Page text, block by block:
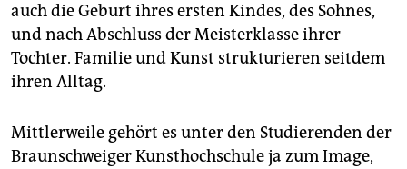
auch die Geburt ihres ersten Kindes, des Sohnes,
und nach Abschluss der Meisterklasse ihrer
Tochter. Familie und Kunst strukturieren seitdem
ihren Alltag.
Mittlerweile gehört es unter den Studierenden der
Braunschweiger Kunsthochschule ja zum Image,